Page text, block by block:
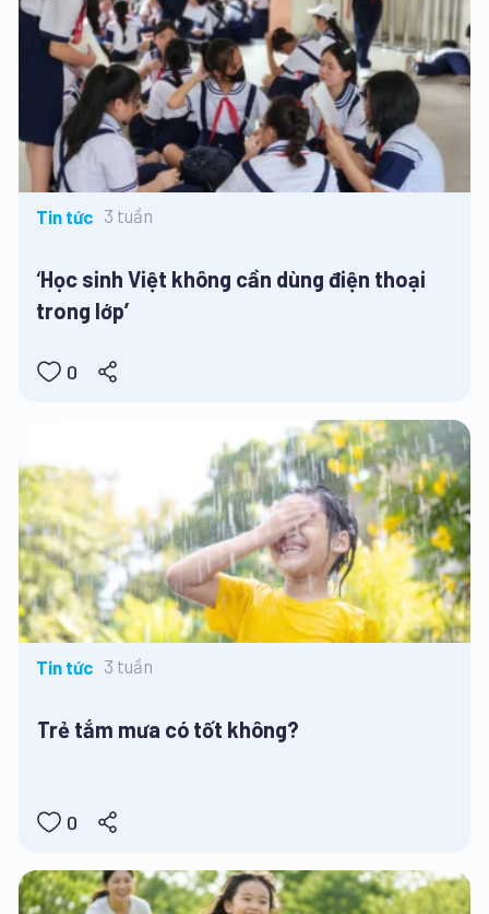
Tin tức 3 tuần
‘Học sinh Việt không cần dùng điện thoại
trong lớp’
0
Tin tức 3 tuần
Trẻ tắm mưa có tốt không?
0